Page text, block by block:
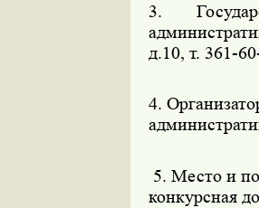
3.
д.10, т. 361-
4.
5. Место и
конкурсная